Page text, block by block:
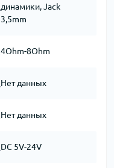
динамики, Jack
3,5mm
4Ohm-8Ohm
Нет данных
Нет данных
DC 5V-24V